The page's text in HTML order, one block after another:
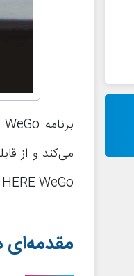
می‌کند و از
HERE WeGo پرداخته و لینک دانلود آن را ارائه کنیم. با
مقدمه‌ای